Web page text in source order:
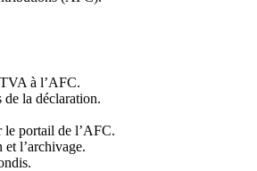
à l’AFC.
la déclaration.
le portail de l’AFC.
l’archivage.